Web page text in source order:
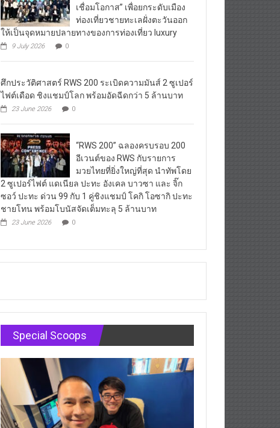
เชื่อมโอกาส” เพื่อยกระดับเมือง
ท่องเที่ยวชายทะเลฝั่งตะวันออก
ให้เป็นจุดหมายปลายทางของการท่องเที่ยว luxury
9 July 2026 0
ศึกประวัติศาสตร์ RWS 200 ระเบิดความมันส์ 2 ซูเปอร์
ไฟต์เดือด ชิงแชมป์โลก พร้อมอัดฉีดกว่า 5 ล้านบาท
23 June 2026 0
“RWS 200” ฉลองครบรอบ 200
อีเวนต์ของ RWS กับรายการ
มวยไทยที่ยิ่งใหญ่ที่สุด นำทัพโดย
2 ซูเปอร์ไฟต์ แดเนียล ปะทะ อังเคล บาวซา และ จิ๊ก
ซอว์ ปะทะ ด่วน 99 กับ 1 คู่ชิงแชมป์ โคกิ โอซากิ ปะทะ
ชายโทน พร้อมโบนัสจัดเต็มทะลุ 5 ล้านบาท
23 June 2026 0
Special Scoops